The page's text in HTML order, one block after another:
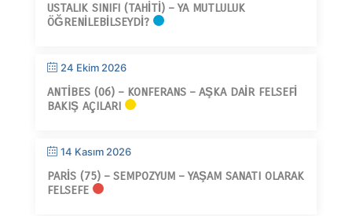
USTALIK SINIFI (TAHITI) – YA MUTLULUK
ÖĞRENILEBILSEYDI?
24 Ekim 2026
ANTIBES (06) – KONFERANS – AŞKA DAIR FELSEFI
BAKIŞ AÇILARI
14 Kasım 2026
PARIS (75) – SEMPOZYUM – YAŞAM SANATI OLARAK
FELSEFE